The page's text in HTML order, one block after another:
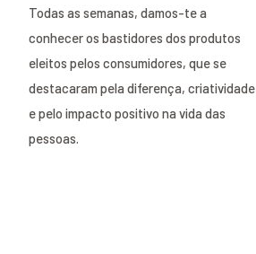
Todas as semanas, damos-te a
conhecer os bastidores dos produtos
eleitos pelos consumidores, que se
destacaram pela diferença, criatividade
e pelo impacto positivo na vida das
pessoas.